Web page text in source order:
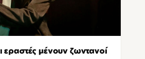
εραστές μένουν ζωντανοί